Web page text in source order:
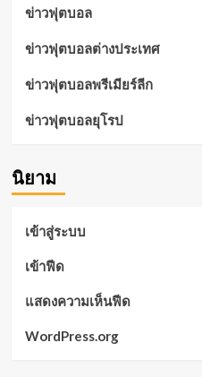
ข่าวฟุตบอล
ข่าวฟุตบอลต่างประเทศ
ข่าวฟุตบอลพรีเมียร์ลีก
ข่าวฟุตบอลยุโรป
นิยาม
เข้าสู่ระบบ
เข้าฟีด
แสดงความเห็นฟีด
WordPress.org